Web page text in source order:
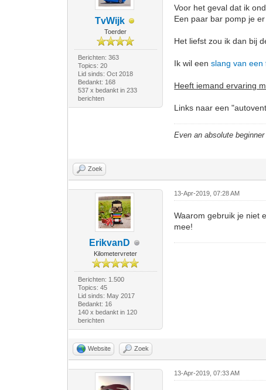
TvWijk
Toerder
Berichten: 363
Topics: 20
Lid sinds: Oct 2018
Bedankt: 168
537 x bedankt in 233
berichten
Voor het geval dat ik
Een paar bar pomp je
Het liefst zou ik dan bij
Ik wil eenslang van een
Heeft iemand ervaring
Links naar een
Even an absolute
Zoek
ErikvanD
Kilometervreter
Berichten: 1.500
Topics: 45
Lid sinds: May 2017
Bedankt: 16
140 x bedankt in 120
berichten
13-Apr-2019, 07:28 AM
Waarom gebruik je niet
mee!
Website Zoek
13-Apr-2019, 07:33 AM